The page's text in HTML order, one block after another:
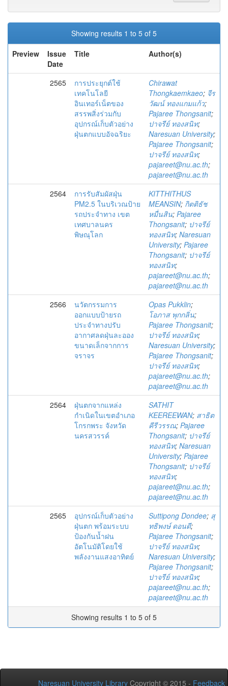
Showing results 1 to 5 of 5
Preview
Issue
Date
Title Author(s)
2565
การประยุกต์ใช้
เทคโนโลยี
อินเทอร์เน็ตของ
สรรพสิ่งร่วมกับ
อุปกรณ์เก็บตัวอย่าง
ฝุ่นตกแบบอัจฉริยะ
Chirawat
Thongkaemkaeo; จีร
วัฒน์ ทองแกมแก้ว;
Pajaree Thongsanit;
ปาจรีย์ ทองสนิท;
Naresuan University;
Pajaree Thongsanit;
ปาจรีย์ ทองสนิท;
pajareet@nu.ac.th;
pajareet@nu.ac.th
2564
การรับสัมผัสฝุ่น
PM2.5 ในบริเวณป้าย
รถประจำทาง เขต
เทศบาลนคร
พิษณุโลก
KITTHITHUS
MEANSIN; กิตติธัช
หมื่นสิน; Pajaree
Thongsanit; ปาจรีย์
ทองสนิท; Naresuan
University; Pajaree
Thongsanit; ปาจรีย์
ทองสนิท;
pajareet@nu.ac.th;
pajareet@nu.ac.th
2566
นวัตกรรม​การ​
ออกแบบ​ป้าย​รถ
ประจำทาง​ปรับ
อากาศ​ลดฝุ่นละออง​
ขนาดเล็กจากการ
จราจร
Opas Pukklin;
โอภาส พุกกลิ่น;
Pajaree Thongsanit;
ปาจรีย์ ทองสนิท;
Naresuan University;
Pajaree Thongsanit;
ปาจรีย์ ทองสนิท;
pajareet@nu.ac.th;
pajareet@nu.ac.th
2564
ฝุ่นตกจากแหล่ง
กำเนิดในเขตอำเภอ
โกรกพระ จังหวัด
นครสวรรค์
SATHIT
KEEREEWAN; สาธิต
คีรีวรรณ; Pajaree
Thongsanit; ปาจรีย์
ทองสนิท; Naresuan
University; Pajaree
Thongsanit; ปาจรีย์
ทองสนิท;
pajareet@nu.ac.th;
pajareet@nu.ac.th
2565
อุปกรณ์เก็บตัวอย่าง
ฝุ่นตก พร้อมระบบ
ป้องกันน้ำฝน
อัตโนมัติโดยใช้
พลังงานแสงอาทิตย์
Suttipong Dondee; สุ
ทธิพงษ์ ดอนดี;
Pajaree Thongsanit;
ปาจรีย์ ทองสนิท;
Naresuan University;
Pajaree Thongsanit;
ปาจรีย์ ทองสนิท;
pajareet@nu.ac.th;
pajareet@nu.ac.th
Showing results 1 to 5 of 5
Naresuan University Library Copyright © 2015 - Feedback